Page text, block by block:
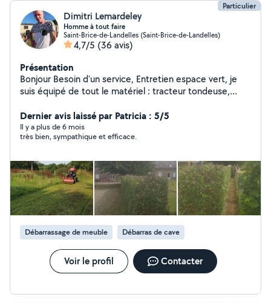
Particulier
Dimitri Lemardeley
Homme à tout faire
Saint-Brice-de-Landelles (Saint-Brice-de-Landelles)
4,7/5 (36 avis)
Présentation
Bonjour Besoin d'un service, Entretien espace vert, je
suis équipé de tout le matériel : tracteur tondeuse,
mousse, les gouttières sont sales, j'ai ce qu'il faut pour
monter en toute sécurité Nettoyage de terrasse,
véranda, mur, façade... Petits travaux d'intérieur :
une personne réactive et sérieuse N'hésitez pas à
prendre contact, je vous répondrai avec plaisir PS:
Hésitez pas à me téléphoner pour plus de simplicité
Merci
Dernier avis laissé par Patricia : 5/5
Il y a plus de 6 mois
très bien, sympathique et efficace.
Débarrassage de meuble Débarras de cave
Voir le profil Contacter